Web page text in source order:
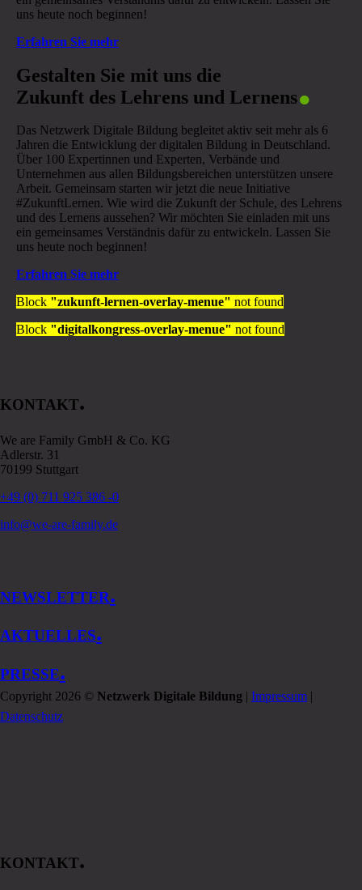
uns heute noch beginnen!
Erfahren Sie mehr
Gestalten Sie mit uns die
Zukunft des Lehrens und Lernens.
Das Netzwerk Digitale Bildung begleitet aktiv seit mehr als 6
Jahren die Entwicklung der digitalen Bildung in Deutschland.
Über 100 Expertinnen und Experten, Verbände und
Unternehmen aus allen Bildungsbereichen unterstützen unsere
Arbeit. Gemeinsam starten wir jetzt die neue Initiative
#ZukunftLernen. Wie wird die Zukunft der Schule, des Lehrens
und des Lernens aussehen? Wir möchten Sie einladen mit uns
ein gemeinsames Verständnis dafür zu entwickeln. Lassen Sie
uns heute noch beginnen!
Erfahren Sie mehr
Block "zukunft-lernen-overlay-menue" not found
Block "digitalkongress-overlay-menue" not found
KONTAKT.
We are Family GmbH & Co. KG
Adlerstr. 31
70199 Stuttgart
+49 (0) 711 925 386 -0
info@we-are-family.de
NEWSLETTER.
AKTUELLES.
PRESSE.
Copyright 2026 © Netzwerk Digitale Bildung | Impressum |
Datenschutz
KONTAKT.